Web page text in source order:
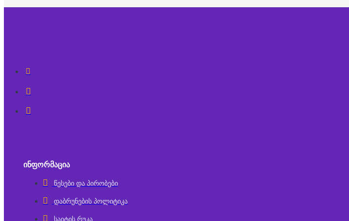
ᲘᲜᲤᲝᲠᲛᲐᲪᲘᲐ
წესები და პირობები
დაბრუნების პოლიტიკა
საიტის რუკა